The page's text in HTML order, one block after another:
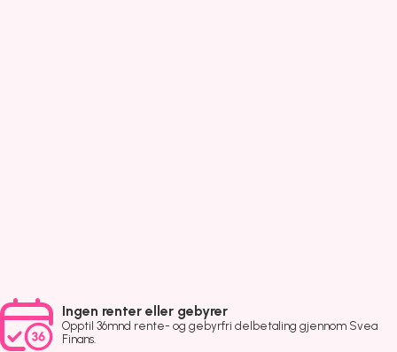
Ingen renter eller gebyrer
Opptil 36mnd rente- og gebyrfri delbetaling gjennom Svea
Finans.